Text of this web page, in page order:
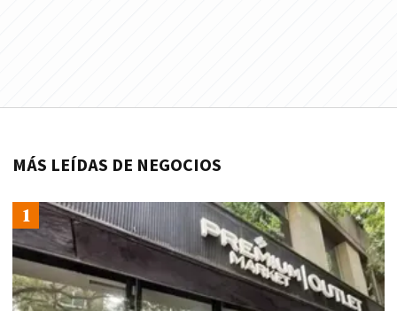
MÁS LEÍDAS DE NEGOCIOS